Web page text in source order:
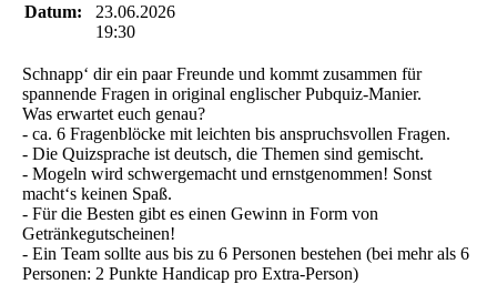
Datum:
23.06.2026
19:30
Schnapp‘ dir ein paar Freunde und kommt zusammen für
spannende Fragen in original englischer Pubquiz-Manier.
Was erwartet euch genau?
- ca. 6 Fragenblöcke mit leichten bis anspruchsvollen Fragen.
- Die Quizsprache ist deutsch, die Themen sind gemischt.
- Mogeln wird schwergemacht und ernstgenommen! Sonst
macht‘s keinen Spaß.
- Für die Besten gibt es einen Gewinn in Form von
Getränkegutscheinen!
- Ein Team sollte aus bis zu 6 Personen bestehen (bei mehr als 6
Personen: 2 Punkte Handicap pro Extra-Person)